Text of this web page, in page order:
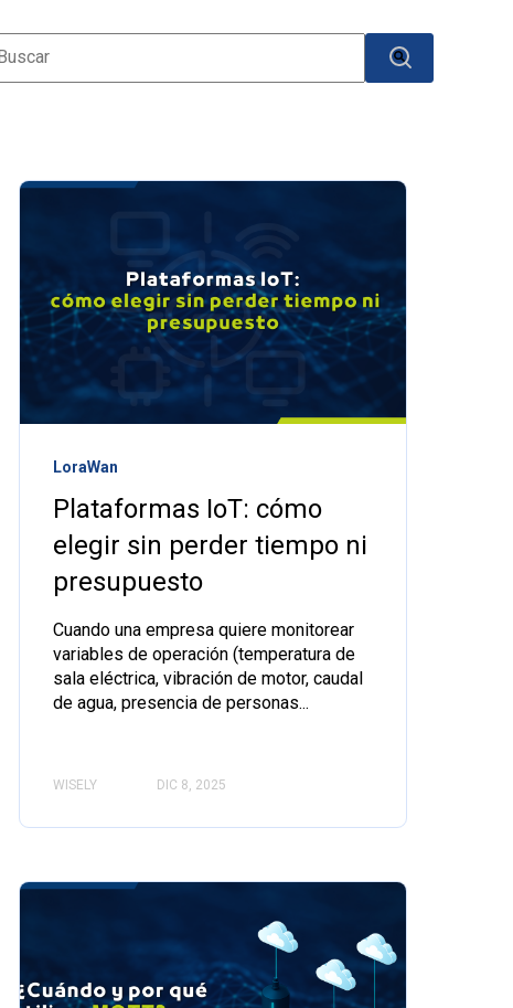
Esto es un campo de búsqueda con una función de texto predictivo.
LoraWan
Plataformas IoT: cómo
elegir sin perder tiempo ni
presupuesto
Cuando una empresa quiere monitorear
variables de operación (temperatura de
sala eléctrica, vibración de motor, caudal
de agua, presencia de personas...
WISELY DIC 8, 2025